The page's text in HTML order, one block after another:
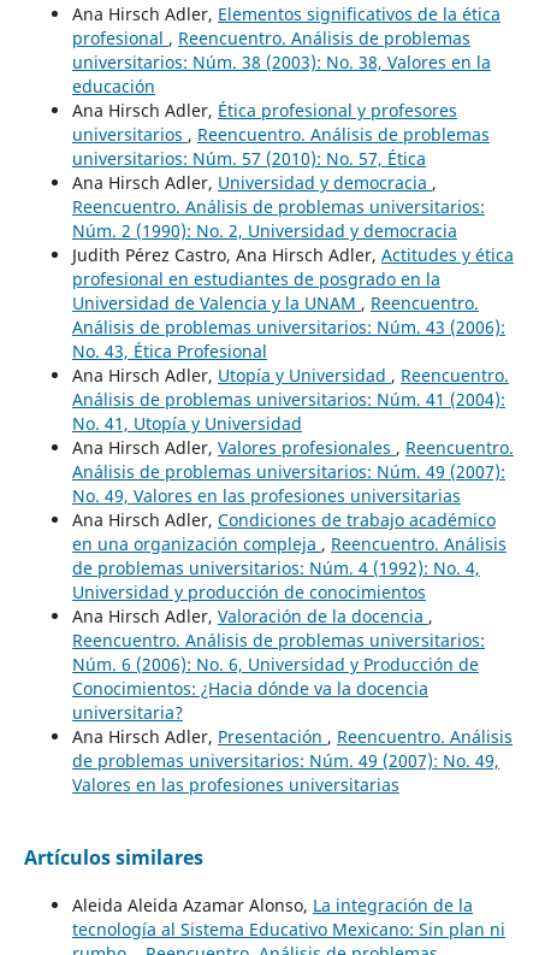
Ana Hirsch Adler, Elementos significativos de la ética
profesional , Reencuentro. Análisis de problemas
universitarios: Núm. 38 (2003): No. 38, Valores en la
educación
Ana Hirsch Adler, Ética profesional y profesores
universitarios , Reencuentro. Análisis de problemas
universitarios: Núm. 57 (2010): No. 57, Ética
Ana Hirsch Adler, Universidad y democracia ,
Reencuentro. Análisis de problemas universitarios:
Núm. 2 (1990): No. 2, Universidad y democracia
Judith Pérez Castro, Ana Hirsch Adler, Actitudes y ética
profesional en estudiantes de posgrado en la
Universidad de Valencia y la UNAM , Reencuentro.
Análisis de problemas universitarios: Núm. 43 (2006):
No. 43, Ética Profesional
Ana Hirsch Adler, Utopía y Universidad , Reencuentro.
Análisis de problemas universitarios: Núm. 41 (2004):
No. 41, Utopía y Universidad
Ana Hirsch Adler, Valores profesionales , Reencuentro.
Análisis de problemas universitarios: Núm. 49 (2007):
No. 49, Valores en las profesiones universitarias
Ana Hirsch Adler, Condiciones de trabajo académico
en una organización compleja , Reencuentro. Análisis
de problemas universitarios: Núm. 4 (1992): No. 4,
Universidad y producción de conocimientos
Ana Hirsch Adler, Valoración de la docencia ,
Reencuentro. Análisis de problemas universitarios:
Núm. 6 (2006): No. 6, Universidad y Producción de
Conocimientos: ¿Hacia dónde va la docencia
universitaria?
Ana Hirsch Adler, Presentación , Reencuentro. Análisis
de problemas universitarios: Núm. 49 (2007): No. 49,
Valores en las profesiones universitarias
Artículos similares
Aleida Aleida Azamar Alonso, La integración de la
tecnología al Sistema Educativo Mexicano: Sin plan ni